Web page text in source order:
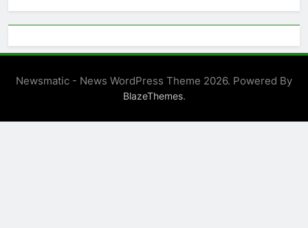
Newsmatic - News WordPress Theme 2026. Powered By
BlazeThemes.